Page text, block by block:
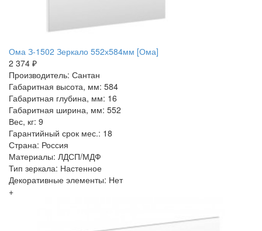
Ома З-1502 Зеркало 552х584мм [Ома]
2 374 ₽
Производитель: Сантан
Габаритная высота, мм: 584
Габаритная глубина, мм: 16
Габаритная ширина, мм: 552
Вес, кг: 9
Гарантийный срок мес.: 18
Страна: Россия
Материалы: ЛДСП/МДФ
Тип зеркала: Настенное
Декоративные элементы: Нет
+